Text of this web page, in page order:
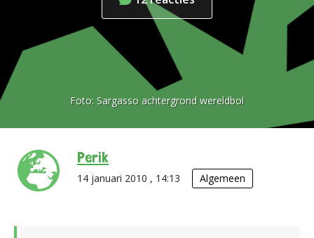
Foto: Sargasso achtergrond wereldbol
Perik
14 januari 2010 , 14:13 Algemeen